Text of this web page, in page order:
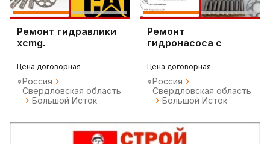
Ремонт гидравлики
xcmg.
Цена договорная
Россия
Свердловская область
Большой Исток
Ремонт
гидронасоса с
Цена договорная
Россия
Свердловская область
Большой Исток